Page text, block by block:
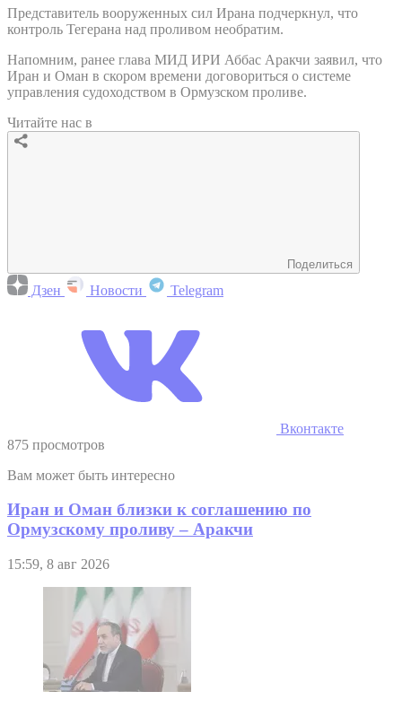
Представитель вооруженных сил Ирана подчеркнул, что
контроль Тегерана над проливом необратим.
Напомним, ранее глава МИД ИРИ Аббас Аракчи заявил, что
Иран и Оман в скором времени договориться о системе
управления судоходством в Ормузском проливе.
Читайте нас в
Поделиться
Дзен Новости Telegram
Вконтакте
875 просмотров
Вам может быть интересно
Иран и Оман близки к соглашению по
Ормузскому проливу – Аракчи
15:59, 8 авг 2026